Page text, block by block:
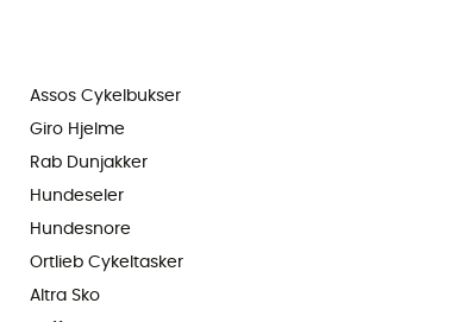
Assos Cykelbukser
Giro Hjelme
Rab Dunjakker
Hundeseler
Hundesnore
Ortlieb Cykeltasker
Altra Sko